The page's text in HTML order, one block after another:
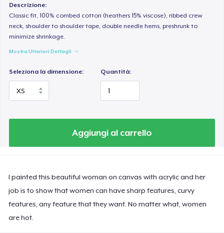
Descrizione:
Classic fit, 100% combed cotton (heathers 15% viscose), ribbed crew
neck, shoulder to shoulder tape, double needle hems, preshrunk to
minimize shrinkage.
Mostra Ulteriori Dettagli
Seleziona la dimensione: Quantità:
Aggiungi al carrello
I painted this beautiful woman on canvas with acrylic and her
job is to show that women can have sharp features, curvy
features, any feature that they want. No matter what, women
are hot.